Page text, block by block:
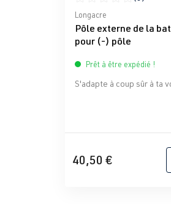
Note moyenne de 0 sur
Longacre
Pôle externe de la
pour (-) pôle
Prêt à être expédié !
S'adapte à coup sûr à ta
40,50 €